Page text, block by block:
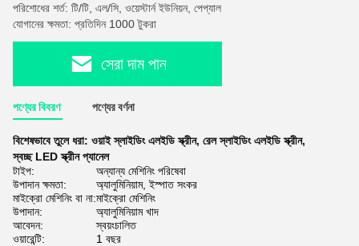
পরিশোধের শর্ত: টি/টি, এল/সি, ওয়েস্টার্ন ইউনিয়ন, পেপ্যাল
যোগানের ক্ষমতা: প্রতিদিন 1000 টুকরা
সেরা দাম পান
পণ্যের বিবরণ পণ্যের বর্ণনা
বিশেষভাবে তুলে ধরা: ওয়াই স্লাইডিং এলইডি স্ক্রীন, রেল স্লাইডিং এলইডি স্ক্রীন,
স্বচ্ছ LED স্ক্রীন প্যানেল
টাইপ:
অন্যান্য মেশিনিং পরিষেবা
উপাদান ক্ষমতা:
অ্যালুমিনিয়াম, ইস্পাত সংকর
মাইক্রো মেশিনিং বা না:মাইক্রো মেশিনিং
উপাদান:
অ্যালুমিনিয়াম খাদ
আবেদন:
স্বয়ংচালিত
ওয়ারেন্টি:
1 বছর